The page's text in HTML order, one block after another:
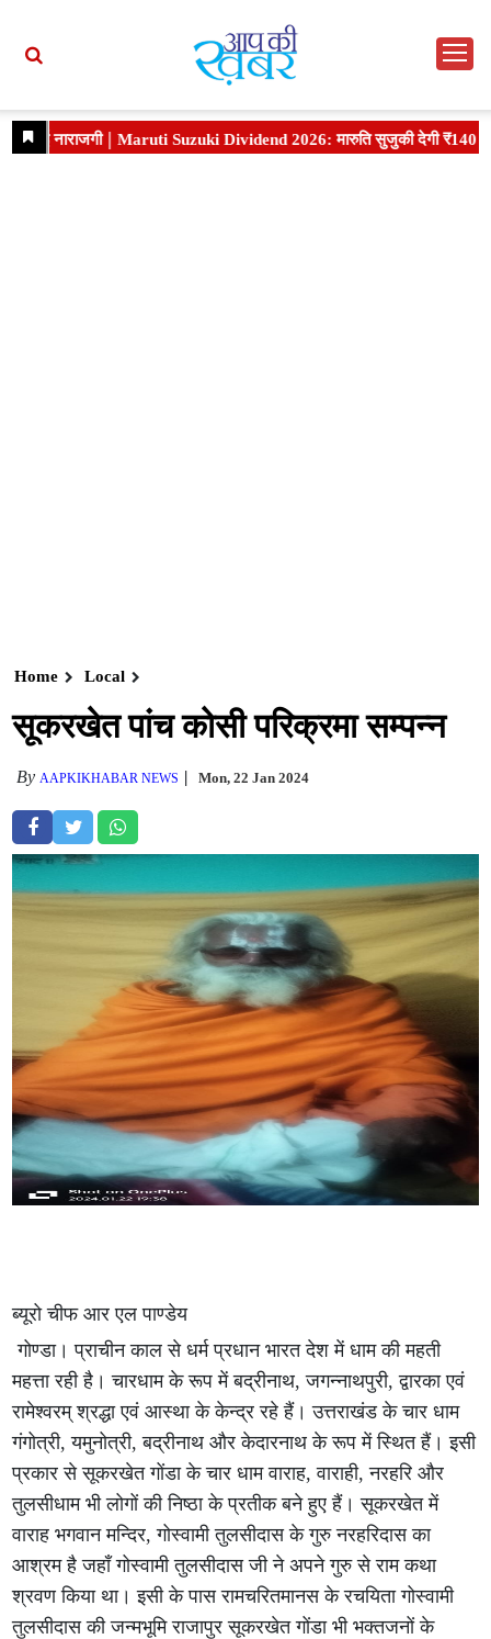
Home Local
सूकरखेत पांच कोसी परिक्रमा सम्पन्न
By AAPKIKHABAR NEWS Mon, 22 Jan 2024
ब्यूरो चीफ आर एल पाण्डेय
गोण्डा। प्राचीन काल से धर्म प्रधान भारत देश में धाम की महती
महत्ता रही है। चारधाम के रूप में बद्रीनाथ, जगन्नाथपुरी, द्वारका एवं
रामेश्वरम् श्रद्धा एवं आस्था के केन्द्र रहे हैं। उत्तराखंड के चार धाम
गंगोत्री, यमुनोत्री, बद्रीनाथ और केदारनाथ के रूप में स्थित हैं। इसी
प्रकार से सूकरखेत गोंडा के चार धाम वाराह, वाराही, नरहरि और
तुलसीधाम भी लोगों की निष्ठा के प्रतीक बने हुए हैं। सूकरखेत में
वाराह भगवान मन्दिर, गोस्वामी तुलसीदास के गुरु नरहरिदास का
आश्रम है जहाँ गोस्वामी तुलसीदास जी ने अपने गुरु से राम कथा
श्रवण किया था। इसी के पास रामचरितमानस के रचयिता गोस्वामी
तुलसीदास की जन्मभूमि राजापुर सूकरखेत गोंडा भी भक्तजनों के